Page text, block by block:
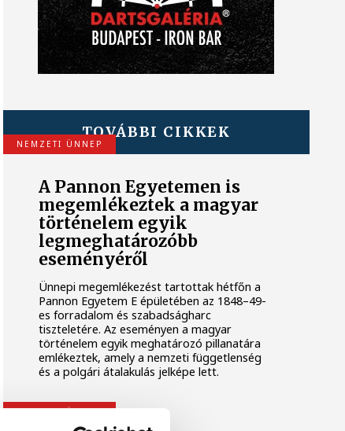
TOVÁBBI CIKKEK
NEMZETI ÜNNEP
A Pannon Egyetemen is
megemlékeztek a magyar
történelem egyik
legmeghatározóbb
eseményéről
Ünnepi megemlékezést tartottak hétfőn a
Pannon Egyetem E épületében az 1848–49-
es forradalom és szabadságharc
tiszteletére. Az eseményen a magyar
történelem egyik meghatározó pillanatára
emlékeztek, amely a nemzeti függetlenség
és a polgári átalakulás jelképe lett.
NEMZETI ÜNNEP